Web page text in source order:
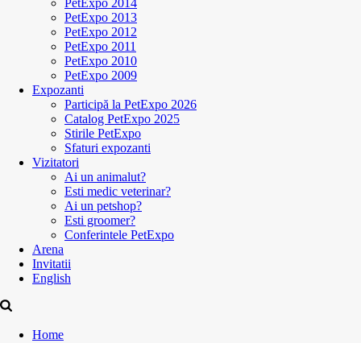
PetExpo 2014
PetExpo 2013
PetExpo 2012
PetExpo 2011
PetExpo 2010
PetExpo 2009
Expozanti
Participă la PetExpo 2026
Catalog PetExpo 2025
Stirile PetExpo
Sfaturi expozanti
Vizitatori
Ai un animalut?
Esti medic veterinar?
Ai un petshop?
Esti groomer?
Conferintele PetExpo
Arena
Invitatii
English
Home